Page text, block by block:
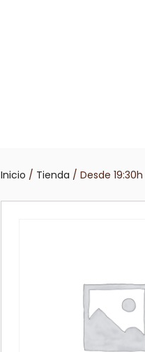
Inicio / Tienda / Desde 19:30h